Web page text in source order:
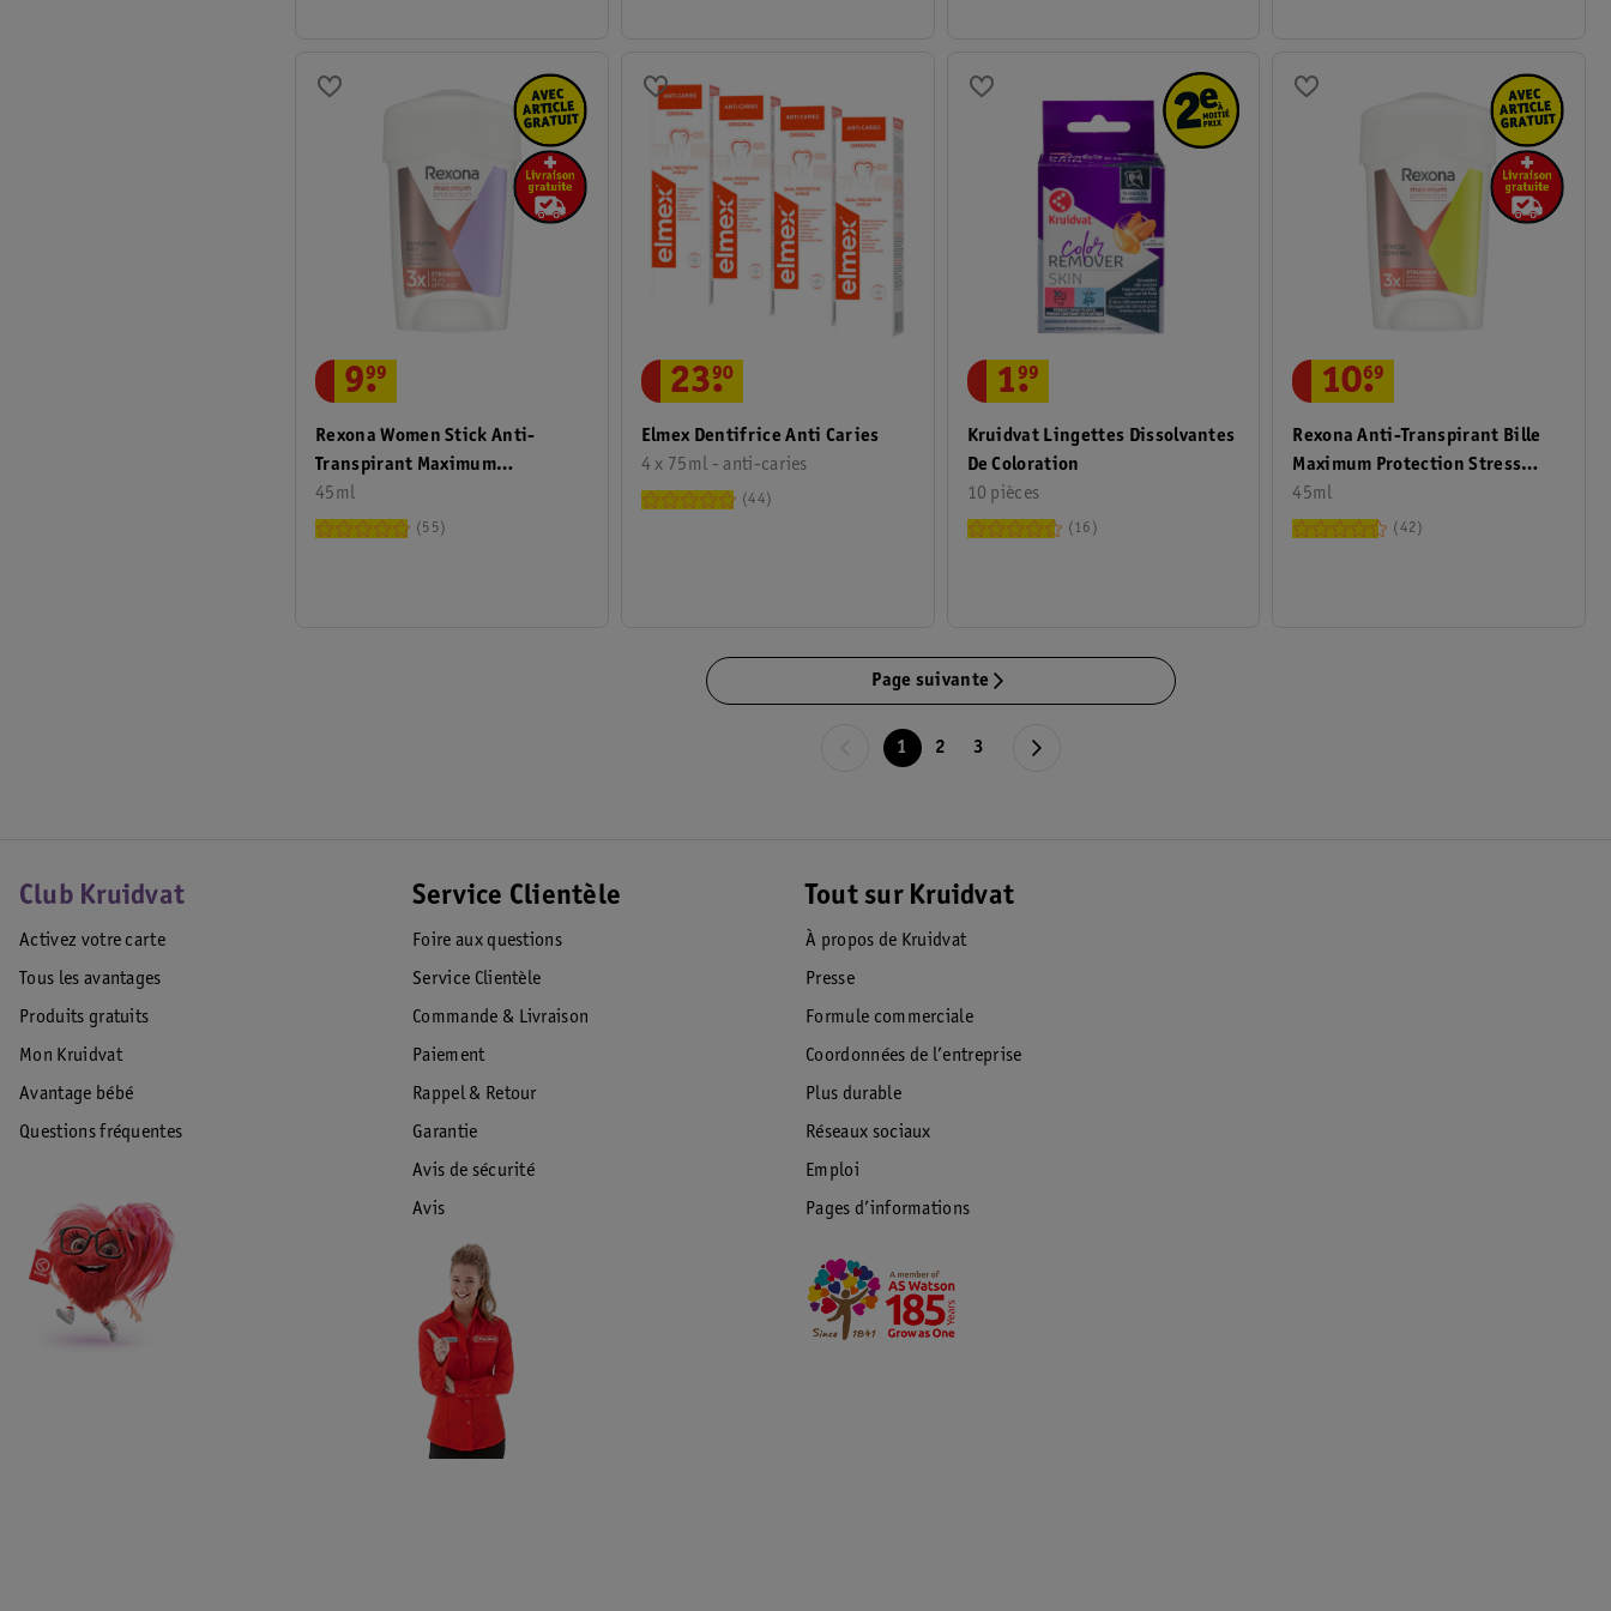
Rexona Women Stick Anti-
Transpirant Maximum
Protection Sensitive Dry
45ml
9.
99
55
Elmex Dentifrice Anti Caries
4 x 75ml - anti-caries
23.
90
44
Kruidvat Lingettes Dissolvantes
De Coloration
10 pièces
1.
99
16
Rexona Anti-Transpirant Bille
Maximum Protection Stress
Control
45ml
10.
69
42
Page suivante
1 2 3
Club Kruidvat
Activez votre carte
Tous les avantages
Produits gratuits
Mon Kruidvat
Avantage bébé
Questions fréquentes
Service Clientèle
Foire aux questions
Service Clientèle
Commande & Livraison
Paiement
Rappel & Retour
Garantie
Avis de sécurité
Avis
Tout sur Kruidvat
À propos de Kruidvat
Presse
Formule commerciale
Coordonnées de l’entreprise
Plus durable
Réseaux sociaux
Emploi
Pages d’informations